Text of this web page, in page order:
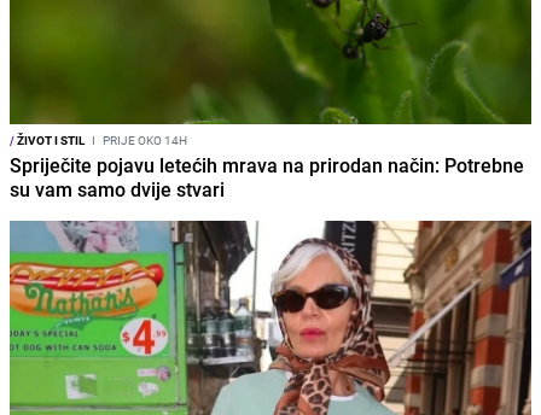
/ŽIVOT I STIL I PRIJE OKO 14H
Spriječite pojavu letećih mrava na prirodan način: Potrebne
su vam samo dvije stvari